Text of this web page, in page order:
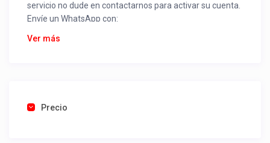
servicio no dude en contactarnos para activar su cuenta.
Envíe un WhatsApp con:
Nombre alojamiento o servicio
Una foto de cuenta de luz o agua o gas que acredite
Ver más
Precio